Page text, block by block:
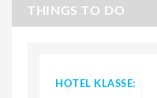
THINGS TO DO
HOTEL KLASSE: